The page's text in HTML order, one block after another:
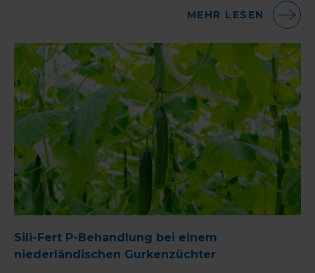
MEHR LESEN
Sili-Fert P-Behandlung bei einem
niederländischen Gurkenzüchter